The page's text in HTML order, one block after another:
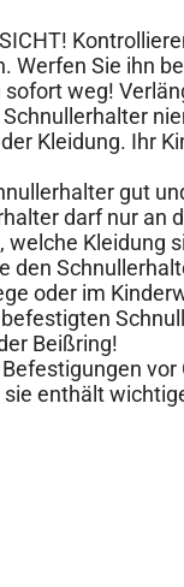
Werfen Sie ihn
weg!
Kleidung. Ihr
gut
darf nur an
Kleidung
den
oder im
Beißring!
enthält